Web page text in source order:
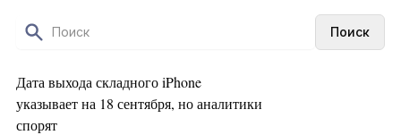
безопасности до инноваций в финтехе. Он убеждён, что
всё цифровое в скором времени окончательно превзойдёт
всё аналоговое, и усердно работает над тем, чтобы это
Поиск
Дата выхода складного iPhone
указывает на 18 сентября, но аналитики
спорят